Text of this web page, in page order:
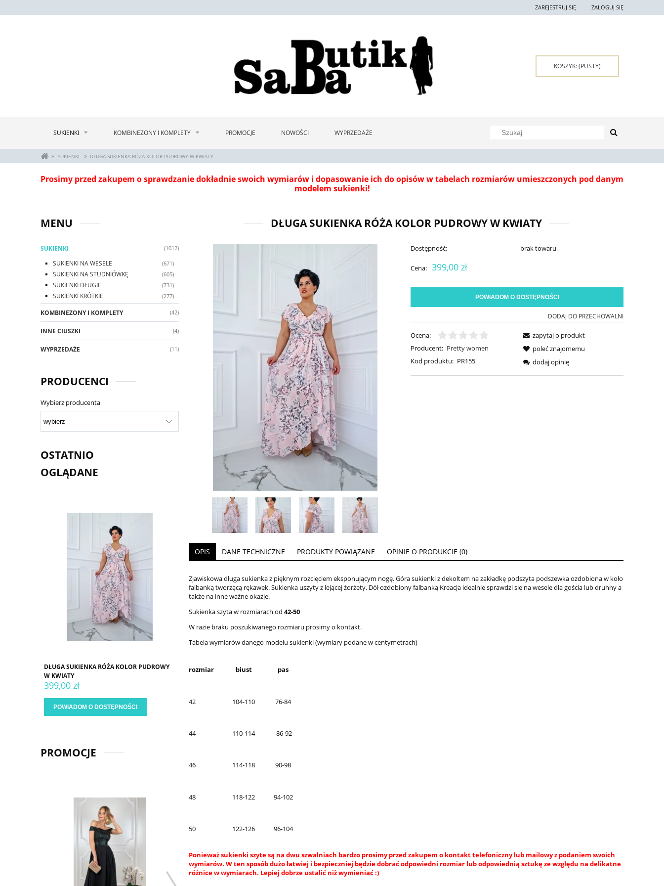
ZAREJESTRUJ SIĘ ZALOGUJ SIĘ
KOSZYK:(PUSTY)
SUKIENKI KOMBINEZONY I KOMPLETY PROMOCJE NOWOŚCI WYPRZEDAŻE
» SUKIENKI » DŁUGA SUKIENKA RÓŻA KOLOR PUDROWY W KWIATY
Prosimy przed zakupem o sprawdzanie dokładnie swoich wymiarów i dopasowanie ich do opisów w tabelach rozmiarów umieszczonych pod danym
modelem sukienki!
MENU
SUKIENKI (1012)
SUKIENKI NA WESELE (671)
SUKIENKI NA STUDNIÓWKĘ (605)
SUKIENKI DŁUGIE (731)
SUKIENKI KRÓTKIE (277)
KOMBINEZONY I KOMPLETY (42)
INNE CIUSZKI (4)
WYPRZEDAŻE (11)
PRODUCENCI
Wybierz producenta
OSTATNIO
OGLĄDANE
DŁUGA SUKIENKA RÓŻA KOLOR PUDROWY
W KWIATY
399,00 zł
POWIADOM O DOSTĘPNOŚCI
PROMOCJE
DŁUGA SUKIENKA RÓŻA KOLOR PUDROWY W KWIATY
Dostępność: brak towaru
Cena: 399,00 zł
POWIADOM O DOSTĘPNOŚCI
DODAJ DO PRZECHOWALNI
Ocena:
Producent: Pretty women
Kod produktu: PR155
zapytaj o produkt
poleć znajomemu
dodaj opinię
OPIS DANE TECHNICZNE PRODUKTY POWIĄZANE OPINIE O PRODUKCIE (0)
Zjawiskowa długa sukienka z pięknym rozcięciem eksponującym nogę. Góra sukienki z dekoltem na zakładkę podszyta podszewka ozdobiona w koło
falbanką tworzącą rękawek. Sukienka uszyty z lejącej żorżety. Dół ozdobiony falbanką Kreacja idealnie sprawdzi się na wesele dla gościa lub druhny a
także na inne ważne okazje.
Sukienka szyta w rozmiarach od 42-50
W razie braku poszukiwanego rozmiaru prosimy o kontakt.
Tabela wymiarów danego modelu sukienki (wymiary podane w centymetrach)
rozmiar biust pas
42 104-110 76-84
44 110-114 86-92
46 114-118 90-98
48 118-122 94-102
50 122-126 96-104
Ponieważ sukienki szyte są na dwu szwalniach bardzo prosimy przed zakupem o kontakt telefoniczny lub mailowy z podaniem swoich
wymiarów. W ten sposób dużo łatwiej i bezpieczniej będzie dobrać odpowiedni rozmiar lub odpowiednią sztukę ze względu na delikatne
różnice w wymiarach. Lepiej dobrze ustalić niż wymieniać :)